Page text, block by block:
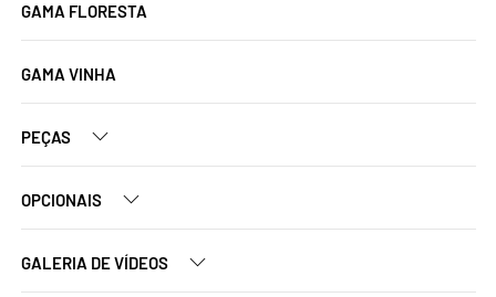
GAMA FLORESTA
GAMA VINHA
PEÇAS
OPCIONAIS
GALERIA DE VÍDEOS